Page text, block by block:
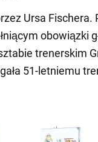
Ursa Fischera.
obowiązki
trenerskim
51-letniemu